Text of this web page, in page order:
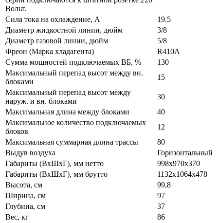
Вольт.
Сила тока на охлаждение, А
19.5
Диаметр жидкостной линии, дюйм
3/8
Диаметр газовой линии, дюйм
5/8
Фреон (Марка хладагента)
R410A
Сумма мощностей подключаемых ВБ, %
130
Максимальный перепад высот между вн.
блоками
15
Максимальный перепад высот между
наруж. и вн. блоками
30
Максимальная длина между блоками
40
Максимальное количество подключаемых
блоков
12
Максимальная суммарная длина трассы
80
Выдув воздуха
Горизонтальный
Габариты (ВxШxГ), мм нетто
998х970х370
Габариты (ВxШxГ), мм брутто
1132х1064х478
Высота, см
99,8
Ширина, см
97
Глубина, см
37
Вес, кг
86